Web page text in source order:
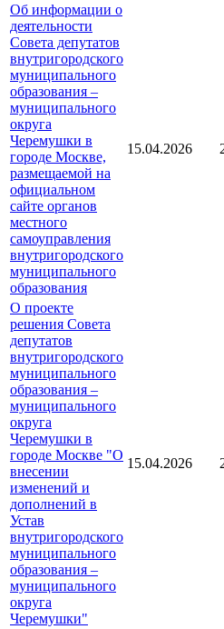
Об информации о
деятельности
Совета депутатов
внутригородского
муниципального
образования –
муниципального
округа
Черемушки в
городе Москве,
размещаемой на
официальном
сайте органов
местного
самоуправления
внутригородского
муниципального
образования
15.04.2026
О проекте
решения Совета
депутатов
внутригородского
муниципального
образования –
муниципального
округа
Черемушки в
городе Москве "О
внесении
изменений и
дополнений в
Устав
внутригородского
муниципального
образования –
муниципального
округа
Черемушки"
15.04.2026